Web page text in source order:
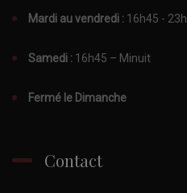
Mardi au vendredi : 16h45 - 23h
Samedi : 16h45 – Minuit
Fermé le Dimanche
Contact